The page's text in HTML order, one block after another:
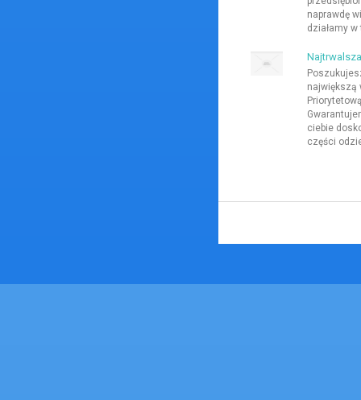
naprawdę
działamy w
największą
ciebie
części